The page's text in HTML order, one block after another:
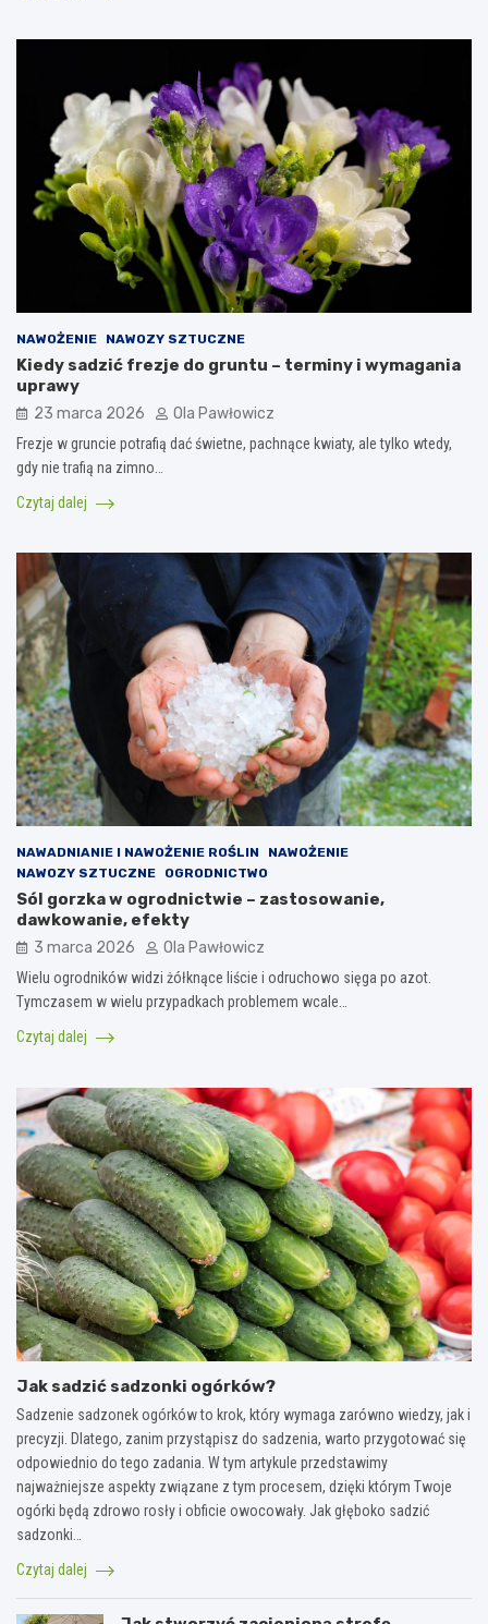
NAWOŻENIE NAWOZY SZTUCZNE
Kiedy sadzić frezje do gruntu – terminy i wymagania
uprawy
23 marca 2026 Ola Pawłowicz
Frezje w gruncie potrafią dać świetne, pachnące kwiaty, ale tylko wtedy,
gdy nie trafią na zimno…
Czytaj dalej
NAWADNIANIE I NAWOŻENIE ROŚLIN
NAWOŻENIE
NAWOZY SZTUCZNE
OGRODNICTWO
Sól gorzka w ogrodnictwie – zastosowanie,
dawkowanie, efekty
3 marca 2026 Ola Pawłowicz
Wielu ogrodników widzi żółknące liście i odruchowo sięga po azot.
Tymczasem w wielu przypadkach problemem wcale…
Czytaj dalej
Jak sadzić sadzonki ogórków?
Sadzenie sadzonek ogórków to krok, który wymaga zarówno wiedzy, jak i
precyzji. Dlatego, zanim przystąpisz do sadzenia, warto przygotować się
odpowiednio do tego zadania. W tym artykule przedstawimy
najważniejsze aspekty związane z tym procesem, dzięki którym Twoje
ogórki będą zdrowo rosły i obficie owocowały. Jak głęboko sadzić
sadzonki…
Czytaj dalej